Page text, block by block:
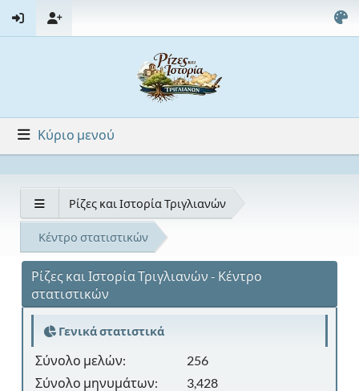
Κύριο μενού
Ρίζες και Ιστορία Τριγλιανών
Κέντρο στατιστικών
Ρίζες και Ιστορία Τριγλιανών - Κέντρο
στατιστικών
Γενικά στατιστικά
Σύνολο μελών:
256
Σύνολο μηνυμάτων:
3,428